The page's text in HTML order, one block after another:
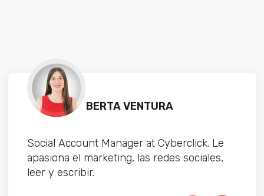
BERTA VENTURA
Social Account Manager at Cyberclick. Le
apasiona el marketing, las redes sociales,
leer y escribir.